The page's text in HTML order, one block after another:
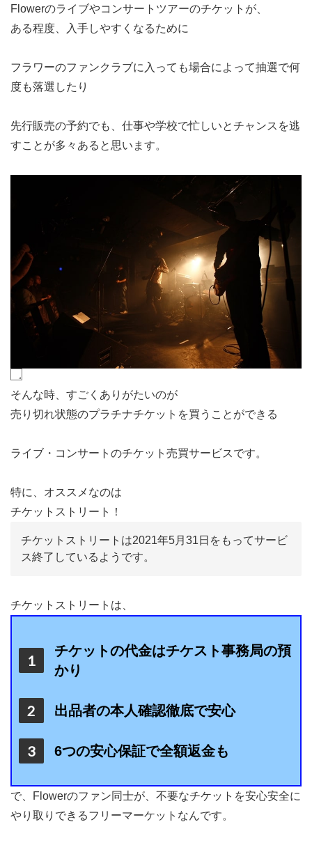
Flowerのライブやコンサートツアーのチケットが、
ある程度、入手しやすくなるために
フラワーのファンクラブに入っても場合によって抽選で何
度も落選したり
先行販売の予約でも、仕事や学校で忙しいとチャンスを逃
すことが多々あると思います。
そんな時、すごくありがたいのが
売り切れ状態のプラチナチケットを買うことができる
ライブ・コンサートのチケット売買サービスです。
特に、オススメなのは
チケットストリート！
チケットストリートは2021年5月31日をもってサービ
ス終了しているようです。
チケットストリートは、
チケットの代金はチケスト事務局の預
かり
出品者の本人確認徹底で安心
6つの安心保証で全額返金も
で、Flowerのファン同士が、不要なチケットを安心安全に
やり取りできるフリーマーケットなんです。